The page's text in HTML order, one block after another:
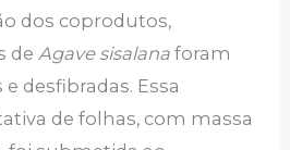
dos coprodutos,
deAgave sisalana foram
desfibradas. Essa
de folhas, com massa